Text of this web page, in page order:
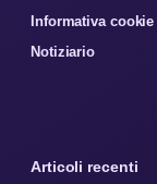
Informativa cookie
Notiziario
Articoli recenti